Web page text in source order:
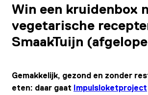
Win een kruidenbox
vegetarische
SmaakTuijn
Gemakkelijk, gezond en zonder
eten: daar gaat
Impulsloketproject